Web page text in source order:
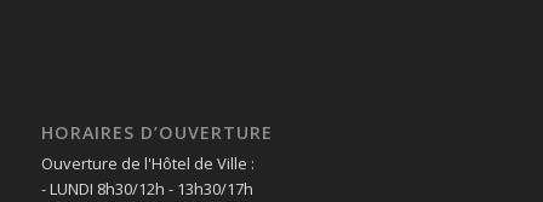
HORAIRES D’OUVERTURE
Ouverture de l'Hôtel de Ville :
- LUNDI 8h30/12h - 13h30/17h